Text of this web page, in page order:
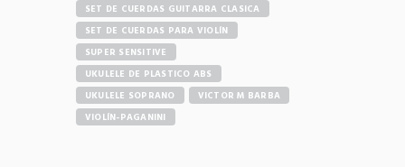
SET DE CUERDAS GUITARRA CLASICA
SET DE CUERDAS PARA VIOLÍN
SUPER SENSITIVE
UKULELE DE PLASTICO ABS
UKULELE SOPRANO
VICTOR M BARBA
VIOLÍN-PAGANINI